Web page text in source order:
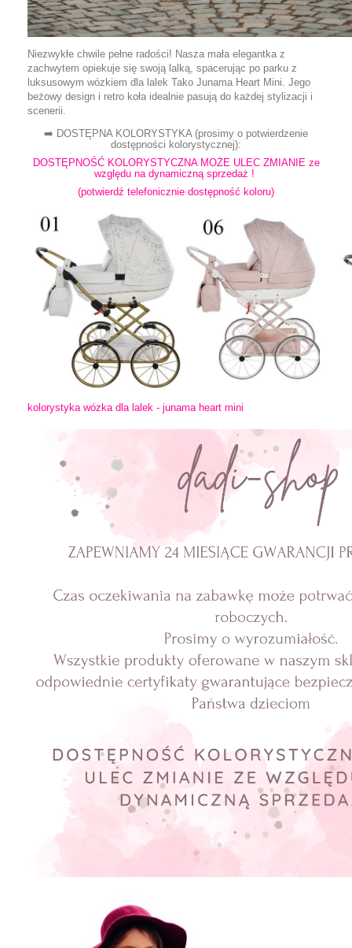
Niezwykłe chwile pełne radości! Nasza mała elegantka z
zachwytem opiekuje się swoją lalką, spacerując po parku z
luksusowym wózkiem dla lalek Tako Junama Heart Mini. Jego
beżowy design i retro koła idealnie pasują do każdej stylizacji i
scenerii.
➡️ DOSTĘPNA KOLORYSTYKA (prosimy o potwierdzenie
dostępności kolorystycznej):
DOSTĘPNOŚĆ KOLORYSTYCZNA MOŻE ULEC ZMIANIE ze
względu na dynamiczną sprzedaż !
(potwierdź telefonicznie dostępność koloru)
kolorystyka wózka dla lalek - junama heart mini